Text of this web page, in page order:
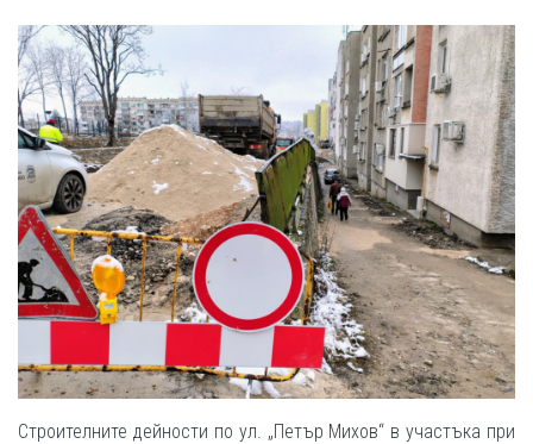
Строителните дейности по ул. „Петър Михов“ в участъка при